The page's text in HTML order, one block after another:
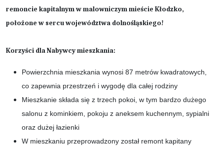
remoncie kapitalnym w malowniczym mieście Kłodzko,
położone w sercu województwa dolnośląskiego!
Korzyści dla Nabywcy mieszkania:
Powierzchnia mieszkania wynosi 87 metrów kwadratowych,
co zapewnia przestrzeń i wygodę dla całej rodziny
Mieszkanie składa się z trzech pokoi, w tym bardzo dużego
salonu z kominkiem, pokoju z aneksem kuchennym, sypialni
oraz dużej łazienki
W mieszkaniu przeprowadzony został remont kapitany